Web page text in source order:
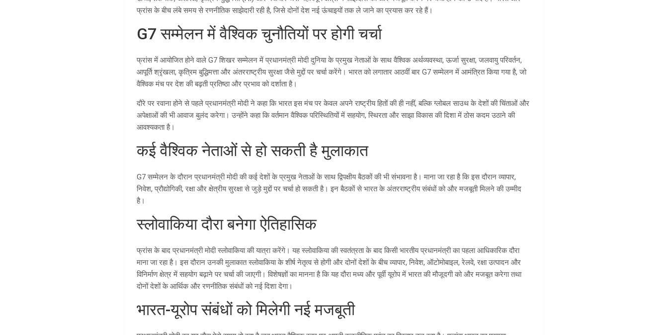
फ्रांस के बीच लंबे समय से रणनीतिक साझेदारी रही है, जिसे दोनों देश नई ऊंचाइयों तक ले जाने का प्रयास कर रहे हैं।
G7 सम्मेलन में वैश्विक चुनौतियों पर होगी चर्चा
फ्रांस में आयोजित होने वाले G7 शिखर सम्मेलन में प्रधानमंत्री मोदी दुनिया के प्रमुख नेताओं के साथ वैश्विक अर्थव्यवस्था, ऊर्जा सुरक्षा, जलवायु परिवर्तन,
आपूर्ति श्रृंखला, कृत्रिम बुद्धिमत्ता और अंतरराष्ट्रीय सुरक्षा जैसे मुद्दों पर चर्चा करेंगे। भारत को लगातार आठवीं बार G7 सम्मेलन में आमंत्रित किया गया है, जो
वैश्विक मंच पर देश की बढ़ती प्रतिष्ठा और प्रभाव को दर्शाता है।
दौरे पर रवाना होने से पहले प्रधानमंत्री मोदी ने कहा कि भारत इस मंच पर केवल अपने राष्ट्रीय हितों की ही नहीं, बल्कि ग्लोबल साउथ के देशों की चिंताओं और
अपेक्षाओं की भी आवाज बुलंद करेगा। उन्होंने कहा कि वर्तमान वैश्विक परिस्थितियों में सहयोग, स्थिरता और साझा विकास की दिशा में ठोस कदम उठाने की
आवश्यकता है।
कई वैश्विक नेताओं से हो सकती है मुलाकात
G7 सम्मेलन के दौरान प्रधानमंत्री मोदी की कई देशों के प्रमुख नेताओं के साथ द्विपक्षीय बैठकों की भी संभावना है। माना जा रहा है कि इस दौरान व्यापार,
निवेश, प्रौद्योगिकी, रक्षा और क्षेत्रीय सुरक्षा से जुड़े मुद्दों पर चर्चा हो सकती है। इन बैठकों से भारत के अंतरराष्ट्रीय संबंधों को और मजबूती मिलने की उम्मीद
है।
स्लोवाकिया दौरा बनेगा ऐतिहासिक
फ्रांस के बाद प्रधानमंत्री मोदी स्लोवाकिया की यात्रा करेंगे। यह स्लोवाकिया की स्वतंत्रता के बाद किसी भारतीय प्रधानमंत्री का पहला आधिकारिक दौरा
माना जा रहा है। इस दौरान उनकी मुलाकात स्लोवाकिया के शीर्ष नेतृत्व से होगी और दोनों देशों के बीच व्यापार, निवेश, ऑटोमोबाइल, रेलवे, रक्षा उत्पादन और
विनिर्माण क्षेत्र में सहयोग बढ़ाने पर चर्चा की जाएगी। विशेषज्ञों का मानना है कि यह दौरा मध्य और पूर्वी यूरोप में भारत की मौजूदगी को और मजबूत करेगा तथा
दोनों देशों के आर्थिक और रणनीतिक संबंधों को नई दिशा देगा।
भारत-यूरोप संबंधों को मिलेगी नई मजबूती